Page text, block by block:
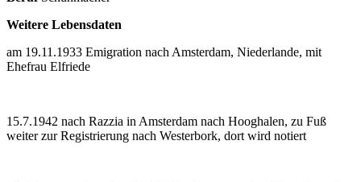
Weitere Lebensdaten
am 19.11.1933 Emigration nach Amsterdam, Niederlande, mit
Ehefrau Elfriede
15.7.1942 nach Razzia in Amsterdam nach Hooghalen, zu Fuß
weiter zur Registrierung nach Westerbork, dort wird notiert